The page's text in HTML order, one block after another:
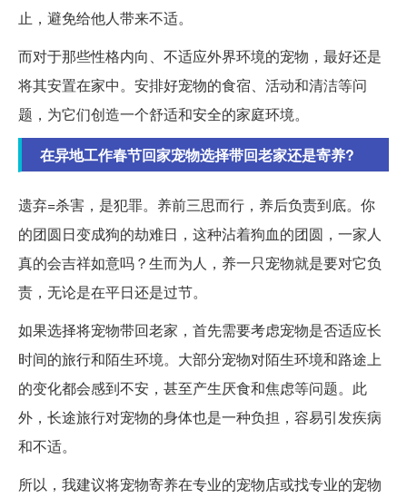
止，避免给他人带来不适。
而对于那些性格内向、不适应外界环境的宠物，最好还是
将其安置在家中。安排好宠物的食宿、活动和清洁等问
题，为它们创造一个舒适和安全的家庭环境。
在异地工作春节回家宠物选择带回老家还是寄养?
遗弃=杀害，是犯罪。养前三思而行，养后负责到底。你
的团圆日变成狗的劫难日，这种沾着狗血的团圆，一家人
真的会吉祥如意吗？生而为人，养一只宠物就是要对它负
责，无论是在平日还是过节。
如果选择将宠物带回老家，首先需要考虑宠物是否适应长
时间的旅行和陌生环境。大部分宠物对陌生环境和路途上
的变化都会感到不安，甚至产生厌食和焦虑等问题。此
外，长途旅行对宠物的身体也是一种负担，容易引发疾病
和不适。
所以，我建议将宠物寄养在专业的宠物店或找专业的宠物